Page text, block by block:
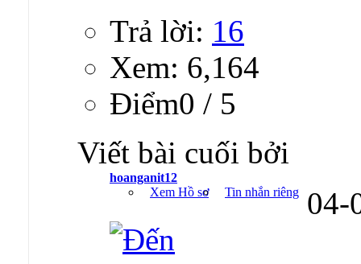
Trả lời: 16
Xem: 6,164
Ðiểm0 / 5
Viết bài cuối bởi
hoanganit12
Xem Hồ sơ
Tin nhắn riêng 04-